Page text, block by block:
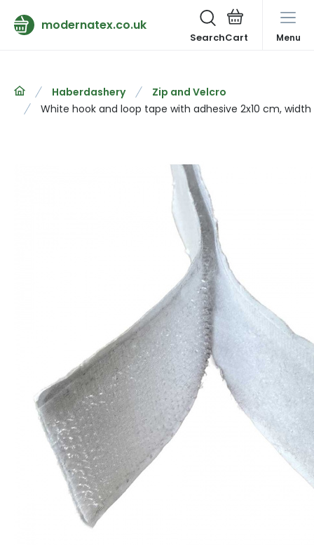
modernatex.co.uk
Search Menu
Haberdashery
Zip and Velcro
White hook and loop tape with adhesive 2x10 cm,